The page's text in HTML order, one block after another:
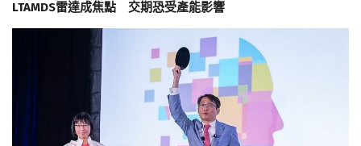
LTAMDS雷達成焦點 交期恐受產能影響